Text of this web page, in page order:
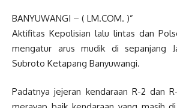
BANYUWANGI – ( LM.COM. )”
Aktifitas Kepolisian lalu lintas dan
mengatur arus mudik di sepanjang
Subroto Ketapang Banyuwangi.
Padatnya jejeran kendaraan R-2 dan